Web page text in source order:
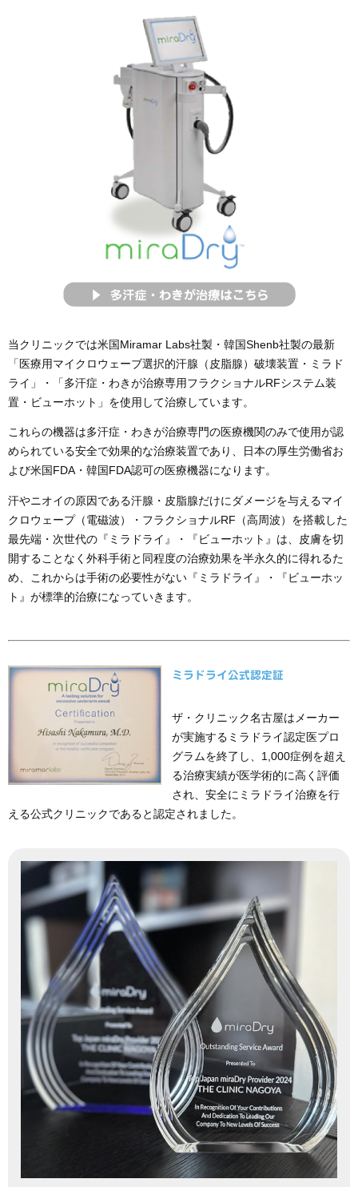
当クリニックでは米国Miramar Labs社製・韓国Shenb社製の最新
「医療用マイクロウェーブ選択的汗腺（皮脂腺）破壊装置・ミラド
ライ」・「多汗症・わきが治療専用フラクショナルRFシステム装
置・ビューホット」を使用して治療しています。
これらの機器は多汗症・わきが治療専門の医療機関のみで使用が認
められている安全で効果的な治療装置であり、日本の厚生労働省お
よび米国FDA・韓国FDA認可の医療機器になります。
汗やニオイの原因である汗腺・皮脂腺だけにダメージを与えるマイ
クロウェープ（電磁波）・フラクショナルRF（高周波）を搭載した
最先端・次世代の『ミラドライ』・『ビューホット』は、皮膚を切
開することなく外科手術と同程度の治療効果を半永久的に得れるた
め、これからは手術の必要性がない『ミラドライ』・『ビューホッ
ト』が標準的治療になっていきます。
ミラドライ公式認定証
ザ・クリニック名古屋はメーカー
が実施するミラドライ認定医プロ
グラムを終了し、1,000症例を超え
る治療実績が医学術的に高く評価
され、安全にミラドライ治療を行
える公式クリニックであると認定されました。